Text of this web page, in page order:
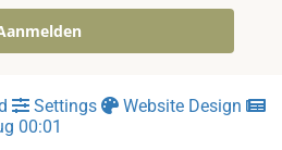
Settings
Website Design
00:01